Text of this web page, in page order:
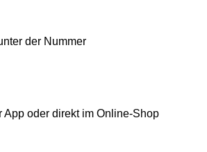
der Nummer
App oder direkt im Online-Shop